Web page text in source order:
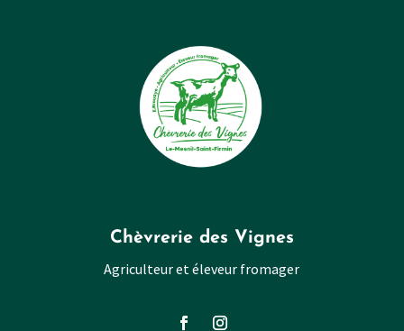
Chèvrerie des Vignes
Agriculteur et éleveur fromager